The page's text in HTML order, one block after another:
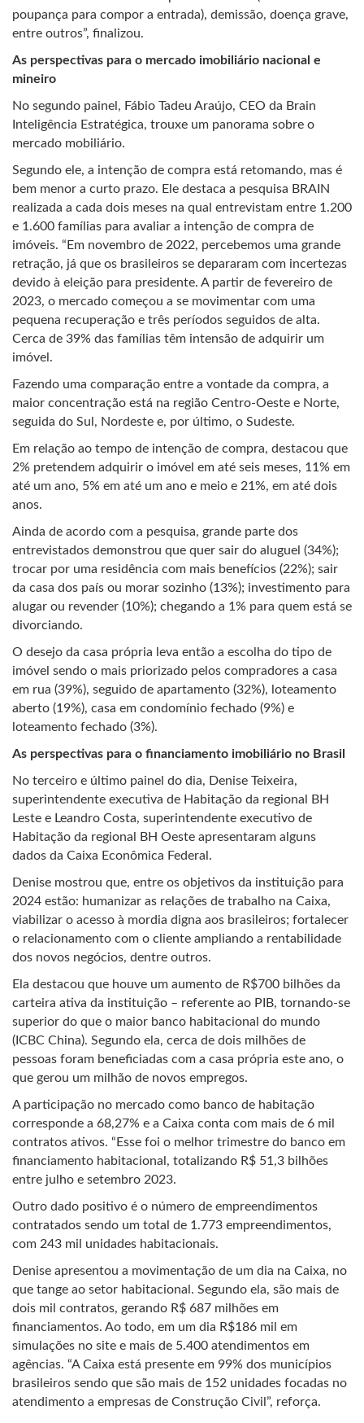
poupança para compor a entrada), demissão, doença grave,
entre outros”, finalizou.
As perspectivas para o mercado imobiliário nacional e
mineiro
No segundo painel, Fábio Tadeu Araújo, CEO da Brain
Inteligência Estratégica, trouxe um panorama sobre o
mercado mobiliário.
Segundo ele, a intenção de compra está retomando, mas é
bem menor a curto prazo. Ele destaca a pesquisa BRAIN
realizada a cada dois meses na qual entrevistam entre 1.200
e 1.600 famílias para avaliar a intenção de compra de
imóveis. “Em novembro de 2022, percebemos uma grande
retração, já que os brasileiros se depararam com incertezas
devido à eleição para presidente. A partir de fevereiro de
2023, o mercado começou a se movimentar com uma
pequena recuperação e três períodos seguidos de alta.
Cerca de 39% das famílias têm intensão de adquirir um
imóvel.
Fazendo uma comparação entre a vontade da compra, a
maior concentração está na região Centro-Oeste e Norte,
seguida do Sul, Nordeste e, por último, o Sudeste.
Em relação ao tempo de intenção de compra, destacou que
2% pretendem adquirir o imóvel em até seis meses, 11% em
até um ano, 5% em até um ano e meio e 21%, em até dois
anos.
Ainda de acordo com a pesquisa, grande parte dos
entrevistados demonstrou que quer sair do aluguel (34%);
trocar por uma residência com mais benefícios (22%); sair
da casa dos país ou morar sozinho (13%); investimento para
alugar ou revender (10%); chegando a 1% para quem está se
divorciando.
O desejo da casa própria leva então a escolha do tipo de
imóvel sendo o mais priorizado pelos compradores a casa
em rua (39%), seguido de apartamento (32%), loteamento
aberto (19%), casa em condomínio fechado (9%) e
loteamento fechado (3%).
As perspectivas para o financiamento imobiliário no Brasil
No terceiro e último painel do dia, Denise Teixeira,
superintendente executiva de Habitação da regional BH
Leste e Leandro Costa, superintendente executivo de
Habitação da regional BH Oeste apresentaram alguns
dados da Caixa Econômica Federal.
Denise mostrou que, entre os objetivos da instituição para
2024 estão: humanizar as relações de trabalho na Caixa,
viabilizar o acesso à mordia digna aos brasileiros; fortalecer
o relacionamento com o cliente ampliando a rentabilidade
dos novos negócios, dentre outros.
Ela destacou que houve um aumento de R$700 bilhões da
carteira ativa da instituição – referente ao PIB, tornando-se
superior do que o maior banco habitacional do mundo
(ICBC China). Segundo ela, cerca de dois milhões de
pessoas foram beneficiadas com a casa própria este ano, o
que gerou um milhão de novos empregos.
A participação no mercado como banco de habitação
corresponde a 68,27% e a Caixa conta com mais de 6 mil
contratos ativos. “Esse foi o melhor trimestre do banco em
financiamento habitacional, totalizando R$ 51,3 bilhões
entre julho e setembro 2023.
Outro dado positivo é o número de empreendimentos
contratados sendo um total de 1.773 empreendimentos,
com 243 mil unidades habitacionais.
Denise apresentou a movimentação de um dia na Caixa, no
que tange ao setor habitacional. Segundo ela, são mais de
dois mil contratos, gerando R$ 687 milhões em
financiamentos. Ao todo, em um dia R$186 mil em
simulações no site e mais de 5.400 atendimentos em
agências. “A Caixa está presente em 99% dos municípios
brasileiros sendo que são mais de 152 unidades focadas no
atendimento a empresas de Construção Civil”, reforça.